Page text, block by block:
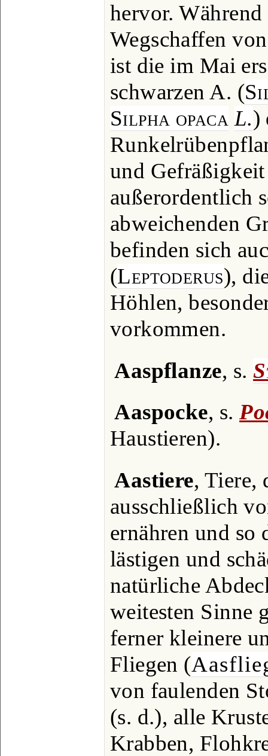
hervor.
Wegschaffen
ist die im Mai
schwarzen A. (
Silpha opaca L.)
und
außerordentlich
abweichenden
befinden sich
(Leptoderus),
Höhlen,
vorkommen.
Aaspflanze, s.
Aaspocke, s.
Haustieren).
Aastiere, Tiere,
ausschließlich
ernähren und so
lästigen und
natürliche
weitesten Sinne
ferner kleinere
Fliegen (
von faulenden
(s. d.), alle
Krabben,